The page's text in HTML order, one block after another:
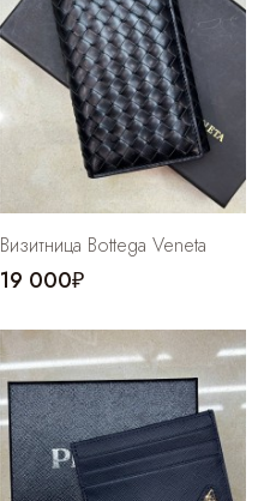
Визитница Bottega Veneta
19 000₽